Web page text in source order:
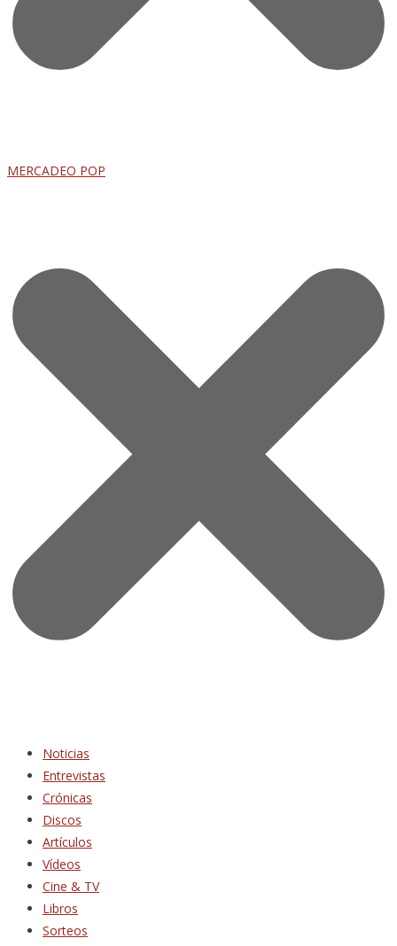
MERCADEO POP
Noticias
Entrevistas
Crónicas
Discos
Artículos
Vídeos
Cine & TV
Libros
Sorteos